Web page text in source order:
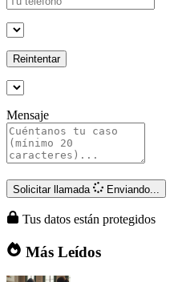
Reintentar
Mensaje
Solicitar llamada Enviando...
Tus datos están protegidos
Más Leídos